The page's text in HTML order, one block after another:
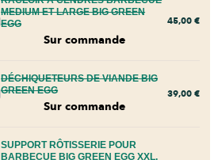
MEDIUM ET LARGE BIG GREEN
EGG
Sur commande
45,00 €
DÉCHIQUETEURS DE VIANDE BIG
GREEN EGG
Sur commande
39,00 €
SUPPORT RÔTISSERIE POUR
BARBECUE BIG GREEN EGG XXL,